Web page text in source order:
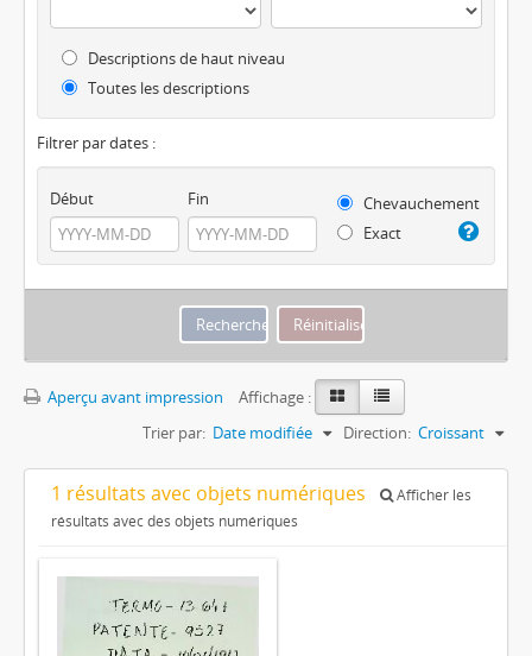
Descriptions de haut niveau
Toutes les descriptions
Filtrer par dates :
Début Fin
Chevauchement
Exact
Aperçu avant impression
Affichage :
Trier par: Date modifiée Direction: Croissant
1 résultats avec objets numériques
Afficher les
résultats avec des objets numériques